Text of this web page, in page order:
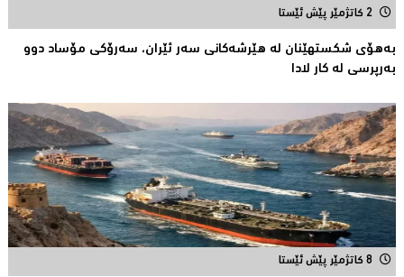
2 کاتژمێر پێش ئێستا
بەهۆى شکستهێنان لە هێرشەکانى سەر ئێران، سەرۆكی مۆساد دوو
بەرپرسی لە كار لادا
8 کاتژمێر پێش ئێستا